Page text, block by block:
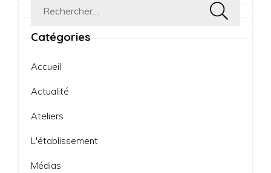
Rechercher :
Catégories
Accueil
Actualité
Ateliers
L'établissement
Médias